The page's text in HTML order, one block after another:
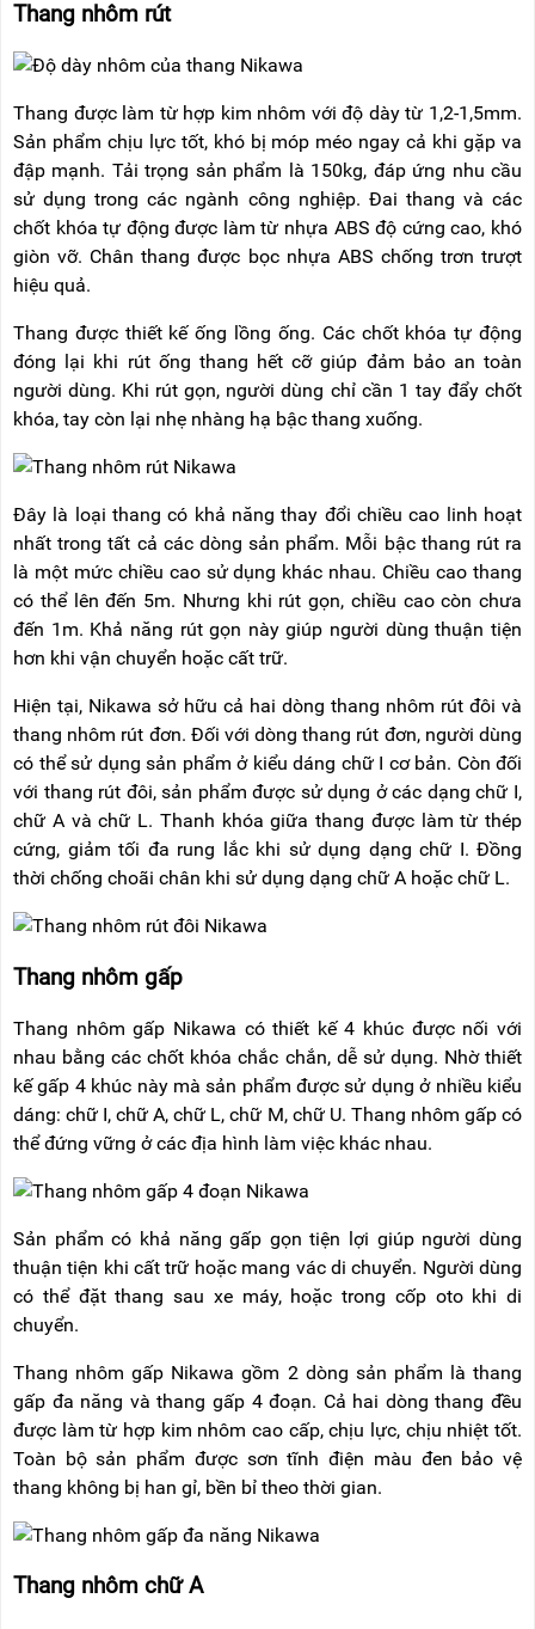
Thang nhôm rút
Thang được làm từ hợp kim nhôm với độ dày từ 1,2-1,5mm.
Sản phẩm chịu lực tốt, khó bị móp méo ngay cả khi gặp va
đập mạnh. Tải trọng sản phẩm là 150kg, đáp ứng nhu cầu
sử dụng trong các ngành công nghiệp. Đai thang và các
chốt khóa tự động được làm từ nhựa ABS độ cứng cao, khó
giòn vỡ. Chân thang được bọc nhựa ABS chống trơn trượt
hiệu quả.
Thang được thiết kế ống lồng ống. Các chốt khóa tự động
đóng lại khi rút ống thang hết cỡ giúp đảm bảo an toàn
người dùng. Khi rút gọn, người dùng chỉ cần 1 tay đẩy chốt
khóa, tay còn lại nhẹ nhàng hạ bậc thang xuống.
Đây là loại thang có khả năng thay đổi chiều cao linh hoạt
nhất trong tất cả các dòng sản phẩm. Mỗi bậc thang rút ra
là một mức chiều cao sử dụng khác nhau. Chiều cao thang
có thể lên đến 5m. Nhưng khi rút gọn, chiều cao còn chưa
đến 1m. Khả năng rút gọn này giúp người dùng thuận tiện
hơn khi vận chuyển hoặc cất trữ.
Hiện tại, Nikawa sở hữu cả hai dòng thang nhôm rút đôi và
thang nhôm rút đơn. Đối với dòng thang rút đơn, người dùng
có thể sử dụng sản phẩm ở kiểu dáng chữ I cơ bản. Còn đối
với thang rút đôi, sản phẩm được sử dụng ở các dạng chữ I,
chữ A và chữ L. Thanh khóa giữa thang được làm từ thép
cứng, giảm tối đa rung lắc khi sử dụng dạng chữ I. Đồng
thời chống choãi chân khi sử dụng dạng chữ A hoặc chữ L.
Thang nhôm gấp
Thang nhôm gấp Nikawa có thiết kế 4 khúc được nối với
nhau bằng các chốt khóa chắc chắn, dễ sử dụng. Nhờ thiết
kế gấp 4 khúc này mà sản phẩm được sử dụng ở nhiều kiểu
dáng: chữ I, chữ A, chữ L, chữ M, chữ U. Thang nhôm gấp có
thể đứng vững ở các địa hình làm việc khác nhau.
Sản phẩm có khả năng gấp gọn tiện lợi giúp người dùng
thuận tiện khi cất trữ hoặc mang vác di chuyển. Người dùng
có thể đặt thang sau xe máy, hoặc trong cốp oto khi di
chuyển.
Thang nhôm gấp Nikawa gồm 2 dòng sản phẩm là thang
gấp đa năng và thang gấp 4 đoạn. Cả hai dòng thang đều
được làm từ hợp kim nhôm cao cấp, chịu lực, chịu nhiệt tốt.
Toàn bộ sản phẩm được sơn tĩnh điện màu đen bảo vệ
thang không bị han gỉ, bền bỉ theo thời gian.
Thang nhôm chữ A